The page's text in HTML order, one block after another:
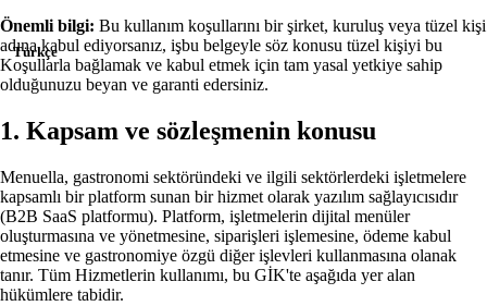
Tek sayfada menü, çalışma saatleri, yorumlar ve
oluşturun.
Promosyon ve pazarlama kampanyaları için markalı
Medya galerisi
Ücretsiz stok görselleri kullanın veya kendi fotoğraf ve
güçlendirin.
DOĞRUDAN SIPARIŞ & GELIR
Food Wiki
Restoran menülerindeki yemekler için sade bir başvuru kaynağı.
Vaka Çalışmaları
Restoranların Menuella ile başarısını görün.
Alternatifler
Menuella’yı diğer çözümlerle karşılaştırın.
Türkçe
Önemli bilgi: Bu kullanım koşullarını bir şirket, kuruluş veya tüzel kişi
adına kabul ediyorsanız, işbu belgeyle söz konusu tüzel kişiyi bu
Koşullarla bağlamak ve kabul etmek için tam yasal yetkiye sahip
olduğunuzu beyan ve garanti edersiniz.
1. Kapsam ve sözleşmenin konusu
Menuella, gastronomi sektöründeki ve ilgili sektörlerdeki işletmelere
kapsamlı bir platform sunan bir hizmet olarak yazılım sağlayıcısıdır
(B2B SaaS platformu). Platform, işletmelerin dijital menüler
oluşturmasına ve yönetmesine, siparişleri işlemesine, ödeme kabul
etmesine ve gastronomiye özgü diğer işlevleri kullanmasına olanak
tanır. Tüm Hizmetlerin kullanımı, bu GİK'te aşağıda yer alan
hükümlere tabidir.